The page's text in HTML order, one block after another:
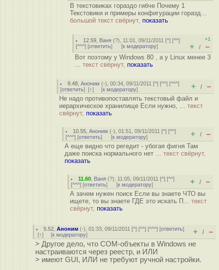
В текстовиках гораздо гибче Почему 1
Текстовики и примеры конфигурации горазд...
большой текст свёрнут, показать
12.59 Ваня (?), 11:01, 09/11/2011 [^] [^^]
[^^^] [ответить] [к модератору]
+1
+ / –
Вот поэтому у Windows 80 , а у Linux менее 3
... текст свёрнут, показать
9.48 ,Аноним (-), 00:34, 09/11/2011 [^] [^^] [^^^]
[ответить] [↑] [к модератору] + / –
Не надо противопоставлять текстовый файл и
иерархическое хранилище Если нужно, ... текст
свёрнут, показать
10.55 ,Аноним (-), 01:51, 09/11/2011 [^] [^^]
[^^^] [ответить] [к модератору] + / –
А еще видно что регедит - убогая фигня Там
даже поиска нормального нет ... текст свёрнут,
показать
11.60 Ваня (?), 11:05, 09/11/2011 [^] [^^]
[^^^] [ответить] [к модератору] + / –
А зачем нужен поиск Если вы знаете ЧТО вы
ищете, то вы знаете ГДЕ это искать П... текст
свёрнут, показать
5.52 ,Аноним (-), 01:33, 09/11/2011 [^] [^^] [^^^] [ответить]
[↑] [к модератору] + / –
> Другое дело, что COM-объекты в Windows не
настраиваются через реестр, и ИЛИ
> имеют GUI, ИЛИ не требуют ручной настройки.